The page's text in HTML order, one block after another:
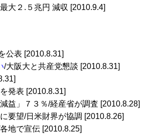
大２.５兆円 減収 [2010.9.4]
公表 [2010.8.31]
/大阪大と共産党懇談 [2010.8.31]
発表 [2010.8.31]
益」７３％/経産省が調査 [2010.8.28]
要望/日米財界が協調 [2010.8.26]
地で宣伝 [2010.8.25]